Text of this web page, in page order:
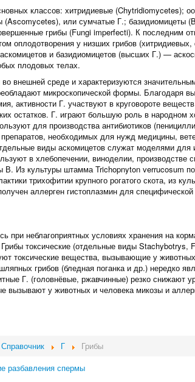
классов: хитридиевые (Chytridiomycetes);
(Ascomycetes), или сумчатые Г.; базидиомицеты
грибы (Fungi imperfecti). К последним
оплодотворения у низших грибов
и базидиомицетов (высших Г.) —
плодовых телах.
внешней среде и характеризуются
микроскопической формы. Благодаря
активности Г. участвуют в круговороте
остатков. Г. играют большую роль в народном
для производства антибиотиков
препаратов, необходимых для нужд медицины,
виды аскомицетов служат моделями для
в хлебопечении, виноделии, производстве
В. Из культуры штамма Trichopnyton verrucosum
трихофитии крупного рогатого скота, из
аллерген гистоплазмин для специфической
при неблагоприятных условиях хранения на
токсические (отдельные виды Stachybotrys,
токсические вещества, вызывающие у
грибов (бледная поганка и др.) нередко
Г. (головнёвые, ржавчинные) резко снижают
вызывают у животных и человека микозы и
Справочник Г
Грибы
разбавления спермы